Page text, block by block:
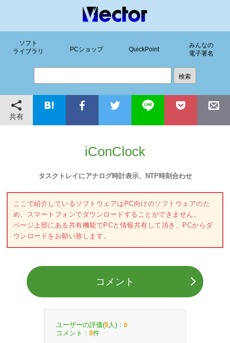
ソフト
ライブラリ
PCショップ QuickPoint
みんなの
電子署名
共有
iConClock
タスクトレイにアナログ時計表示、NTP時刻合わせ
ここで紹介しているソフトウェアはPC向けのソフトウェアのた
め、スマートフォンでダウンロードすることができません。
ページ上部にある共有機能でPCと情報共有して頂き、PCからダ
ウンロードをお願い致します。
コメント
ユーザーの評価(0 人)： 0
コメント： 0件